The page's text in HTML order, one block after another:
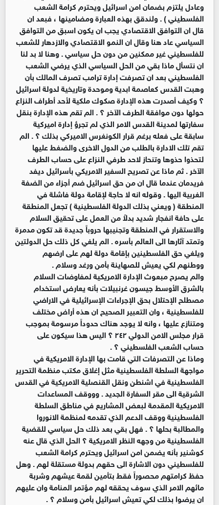
وعادل يلتزم بضمان امن اسرائيل ويحترم كرامة الشعب
الفلسطيني ) . ولندقق بهذه العبارة ومضامينها ، فبعد ان
قال ان التوافق الاقتصادي يجب ان يكون اسبق من التوافق
السياسي عاد هنا وقال ان النمو الاقتصادي والازدهار للشعب
للفلسطيني غير ممكنين من دون حل سياسي . وهنا لا بد لنا
ان نتسأل ماذا بقي من الحل السياسي الذي يرضي الشعب
الفلسطيني بعد ان تصرفت إدارة ترامب تصرف المالك بأن
وهبت القدس كعاصمة ابدية وموحدة وتاريخية لدولة اسرائيل
؟ وكيف أصدرت هذه الإدارة صكوك ملكية لأحد أطراف النزاع
حولها دون موافقة الطرف الآخر ؟ . الم تقم هذه الإدارة بنقل
سفارتها لمدينة القدس الامر الذي لم تجرؤ إدارة اميركية
سابقة على فعله برغم قرار الكونغرس الاميركي بذلك ؟ . الم
تقم تلك الادارة بالطلب من الدول الاخرى والضغط عليها
لتحذوا حذوها وتنحاز لاحد طرفي النزاع على حساب الطرف
الآخر . ثم ماذا عن تصريح السفير الامريكي بأسرائيل ديفد
فريدمان عندما قال ان من حق اسرائيل ضم أجزاء من الضفة
الغربية اليها . وقوله انه لا حاجة لإقامة دولة فاشلة في
المنطقة ( ويعني بذلك الدولة الفلسطينية ) تجعل المنطقة
على حافة انفجار شديد بدلاً من العمل على تحقيق السلام
والاستقرار في المنطقة وتجنيبها حروباً جديدة قد تكون مدمرة
وتمتد آثارها الى العالم بأسره . الم يلغي كل ذلك حل الدولتين
ويلغي حق الفلسطينين بإقامة دولة لهم على ارضهم
ووطنهم لكي يعيش للصهاينة بأمن ورغد وسلام .
والم يصرح مبعوث الإدارة الامريكية لمفاوضات السلام
بالشرق الأوسط جيسون غرنبيلات بأنه يعارض استخدام
مصطلح الإحتلال بحق الإجراءات الإسرائيلية في الاراضي
للفلسطينية ، وان التعبير الصحيح ان هذه أراض مختلف
ومتنازع عليها ، وانه لا يوجد هناك حدوداً مرسومة بموجب
قرار مجلس الامن الدولي ٢٤٢ ؟ اليس هذا سيكون على
حساب الشعب الفلسطيني ؟ .
وماذا عن التصرفات التي قامت بها الإدارة الامريكية في
مواجهة السلطة الفلسطينية مثل إغلاق مكتب منظمة التحرير
الفلسطينية في اشنطن ونقل القنصلية الامريكية في القدس
الشرقية الى مقر السفارة الجديد . وووقف المساعدات
الامريكية المقدمة لبعض المشاريع في مناطق السلطة
الفلسطينية ووقف الدعم الذي تقدمه لمنظمة الانوروا
والمطالبة بحلها ؟ . فهل بقي بعد ذلك حل سياسي للقضية
الفلسطينية من وجهه النظر الامريكية ؟ الحل الذي قال عنه
كوشنير بأنه يضمن امن اسرائيل ويحترم كرامة الشعب
للفلسطيني دون الاشارة الى حقهم بدولة مستقلة لهم . وهل
حفظ كرامتهم محصوراً فقط بتأمين لقمة عيشهم وشربة
مائهم الامر الذي سوف يحققه لهم مؤتمر المنامة وان عليهم
ان يرضوا بذلك لكي تعيش اسرائيل بأمن وسلام ؟ .